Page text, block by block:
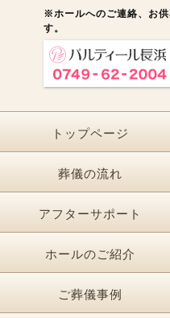
※ホールへのご連絡、お
す。
トップページ
葬儀の流れ
アフターサポート
ホールのご紹介
ご葬儀事例